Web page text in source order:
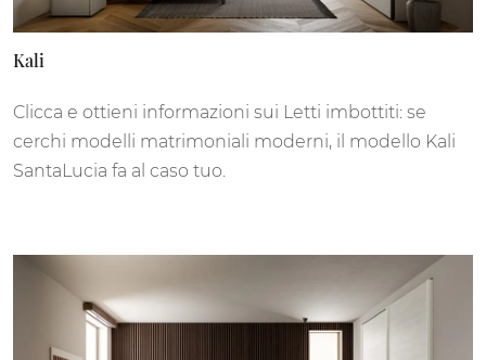
Kali
Clicca e ottieni informazioni sui Letti imbottiti: se
cerchi modelli matrimoniali moderni, il modello Kali
SantaLucia fa al caso tuo.